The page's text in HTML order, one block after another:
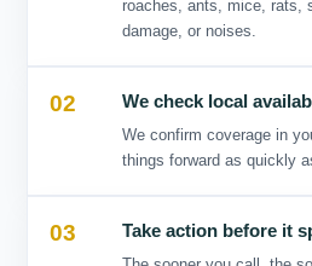
02
03